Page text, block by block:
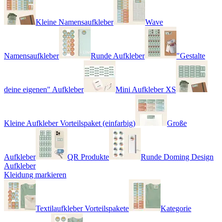
Kleine Namensaufkleber Wave
Namensaufkleber Runde Aufkleber "Gestalte
deine eigenen" Aufkleber Mini Aufkleber XS
Kleine Aufkleber Vorteilspaket (einfarbig) Große
Aufkleber QR Produkte
Runde Doming Design
Aufkleber
Kleidung markieren
Textilaufkleber Vorteilspakete Kategorie